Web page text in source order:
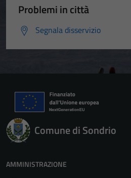
Problemi in città
Segnala disservizio
Comune di Sondrio
AMMINISTRAZIONE